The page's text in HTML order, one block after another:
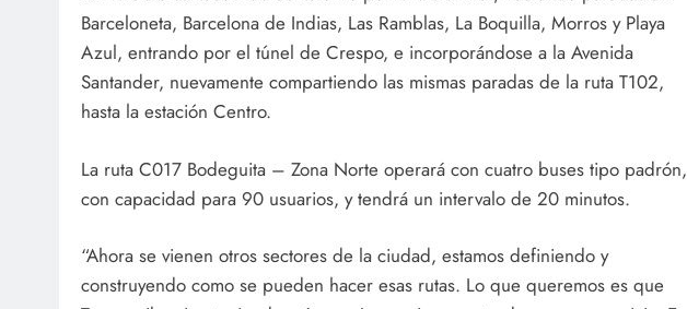
Barceloneta, Barcelona de Indias, Las Ramblas, La Boquilla, Morros y Playa
Azul, entrando por el túnel de Crespo, e incorporándose a la Avenida
Santander, nuevamente compartiendo las mismas paradas de la ruta T102,
hasta la estación Centro.
La ruta C017 Bodeguita – Zona Norte operará con cuatro buses tipo padrón,
con capacidad para 90 usuarios, y tendrá un intervalo de 20 minutos.
“Ahora se vienen otros sectores de la ciudad, estamos definiendo y
construyendo como se pueden hacer esas rutas. Lo que queremos es que